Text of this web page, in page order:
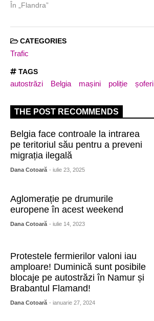
În „Flandra”
CATEGORIES
Trafic
TAGS
autostrăzi Belgia mașini poliție șoferi
THE POST RECOMMENDS
Belgia face controale la intrarea
pe teritoriul său pentru a preveni
migrația ilegală
Dana Cotoară - iulie 23, 2025
Aglomerație pe drumurile
europene în acest weekend
Dana Cotoară - iulie 14, 2023
Protestele fermierilor valoni iau
amploare! Duminică sunt posibile
blocaje pe autostrăzi în Namur și
Brabantul Flamand!
Dana Cotoară - ianuarie 27, 2024